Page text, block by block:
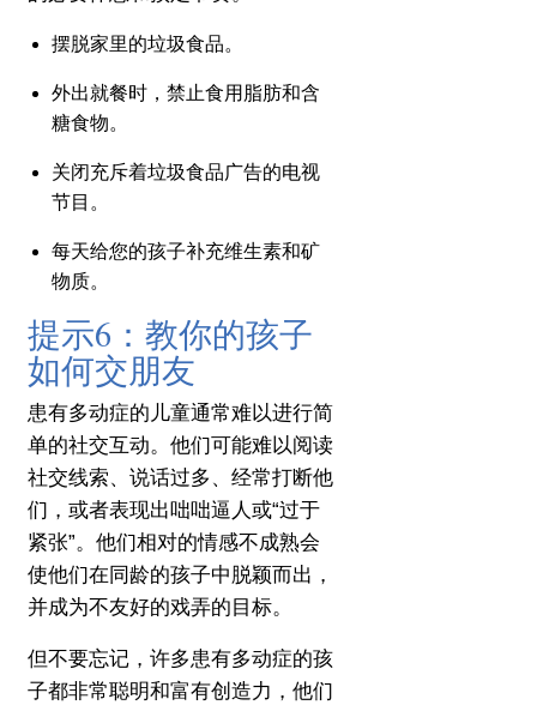
摆脱家里的垃圾食品。
外出就餐时，禁止食用脂肪和含
糖食物。
关闭充斥着垃圾食品广告的电视
节目。
每天给您的孩子补充维生素和矿
物质。
提示6：教你的孩子
如何交朋友
患有多动症的儿童通常难以进行简
单的社交互动。 他们可能难以阅读
社交线索、说话过多、经常打断他
们，或者表现出咄咄逼人或“过于
紧张”。 他们相对的情感不成熟会
使他们在同龄的孩子中脱颖而出，
并成为不友好的戏弄的目标。
但不要忘记，许多患有多动症的孩
子都非常聪明和富有创造力，他们